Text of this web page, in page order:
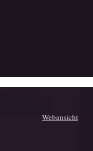
Webansicht